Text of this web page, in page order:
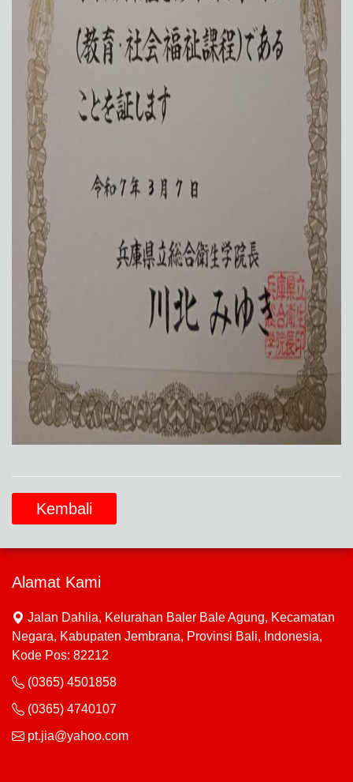
Kembali
Alamat Kami
Jalan Dahlia, Kelurahan Baler Bale Agung, Kecamatan
Negara, Kabupaten Jembrana, Provinsi Bali, Indonesia,
Kode Pos: 82212
(0365) 4501858
(0365) 4740107
pt.jia@yahoo.com